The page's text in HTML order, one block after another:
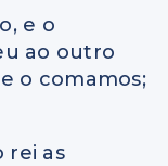
e o
ao outro
o comamos;
rei as